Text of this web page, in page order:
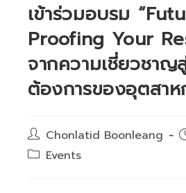
เข้าร่วมอบรม
Proofing Your
จากความเชี่ยวชาญ
ต้องการของอุตสาห
Post
author:
Chonlatid Boonleang
PostEvents